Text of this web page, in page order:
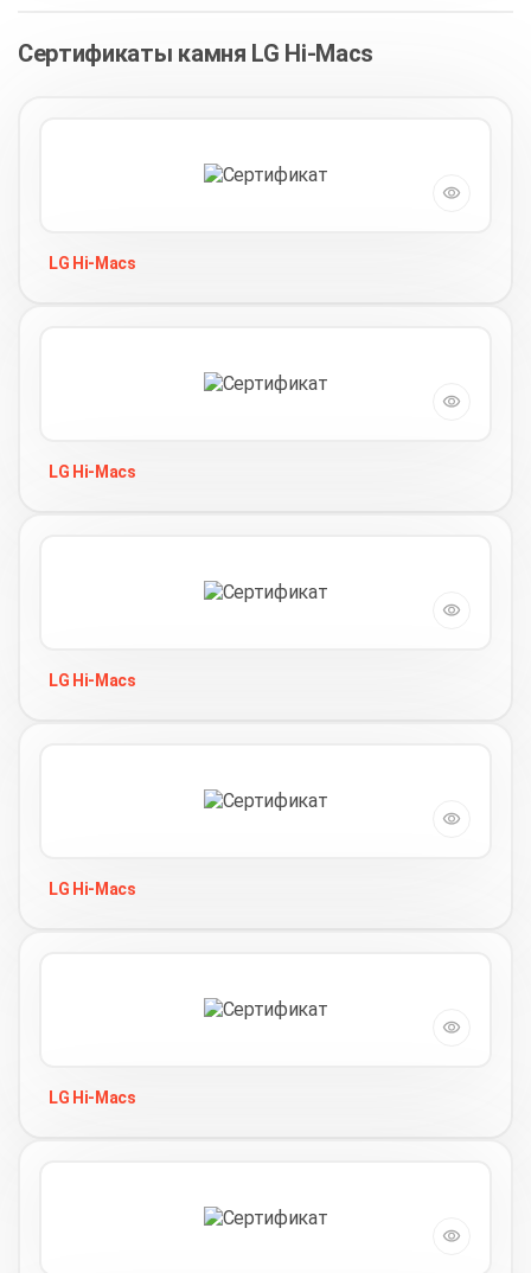
Сертификаты камня LG Hi-Macs
LG Hi-Macs
LG Hi-Macs
LG Hi-Macs
LG Hi-Macs
LG Hi-Macs